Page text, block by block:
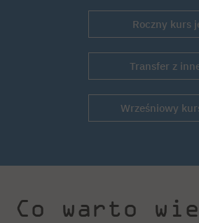
Roczny kurs
Transfer z
Wrześniowy
Co warto